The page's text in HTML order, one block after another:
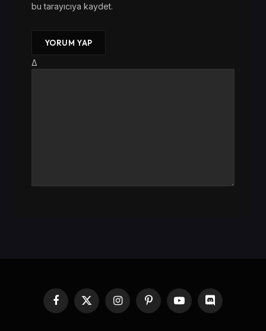
bu tarayıcıya kaydet.
Δ
Facebook
X
InstagramPinterestYouTubeDiscord